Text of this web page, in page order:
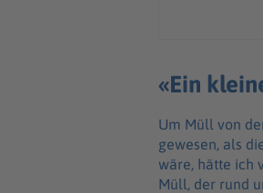
«Ein
Um Müll von
gewesen, als
wäre, hätte ich
Müll, der rund